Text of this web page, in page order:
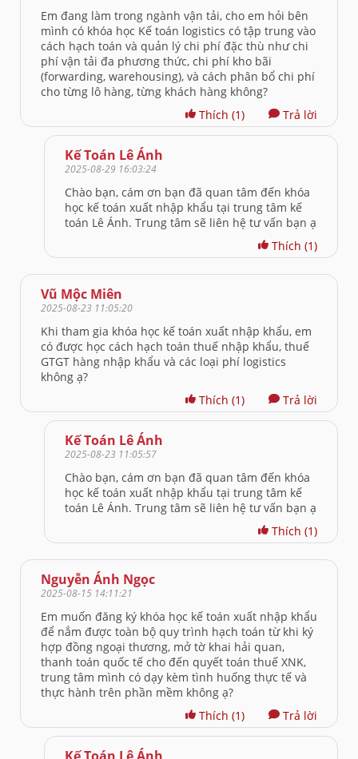
Em đang làm trong ngành vận tải, cho em hỏi bên
mình có khóa học Kế toán logistics có tập trung vào
cách hạch toán và quản lý chi phí đặc thù như chi
phí vận tải đa phương thức, chi phí kho bãi
(forwarding, warehousing), và cách phân bổ chi phí
cho từng lô hàng, từng khách hàng không?
Thích (1) Trả lời
Kế Toán Lê Ánh
2025-08-29 16:03:24
Chào bạn, cám ơn bạn đã quan tâm đến khóa
học kế toán xuất nhập khẩu tại trung tâm kế
toán Lê Ánh. Trung tâm sẽ liên hệ tư vấn bạn ạ
Thích (1)
Vũ Mộc Miên
2025-08-23 11:05:20
Khi tham gia khóa học kế toán xuất nhập khẩu, em
có được học cách hạch toán thuế nhập khẩu, thuế
GTGT hàng nhập khẩu và các loại phí logistics
không ạ?
Thích (1) Trả lời
Kế Toán Lê Ánh
2025-08-23 11:05:57
Chào bạn, cám ơn bạn đã quan tâm đến khóa
học kế toán xuất nhập khẩu tại trung tâm kế
toán Lê Ánh. Trung tâm sẽ liên hệ tư vấn bạn ạ
Thích (1)
Nguyễn Ánh Ngọc
2025-08-15 14:11:21
Em muốn đăng ký khóa học kế toán xuất nhập khẩu
để nắm được toàn bộ quy trình hạch toán từ khi ký
hợp đồng ngoại thương, mở tờ khai hải quan,
thanh toán quốc tế cho đến quyết toán thuế XNK,
trung tâm mình có dạy kèm tình huống thực tế và
thực hành trên phần mềm không ạ?
Thích (1) Trả lời
Kế Toán Lê Ánh